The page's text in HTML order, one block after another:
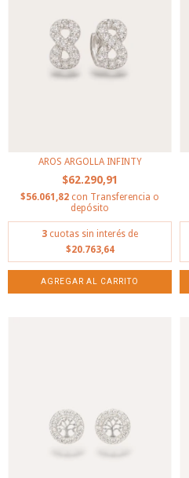
AROS ARGOLLA INFINTY
$62.290,91
$56.061,82 con Transferencia o
depósito
3 cuotas sin interés de
$20.763,64